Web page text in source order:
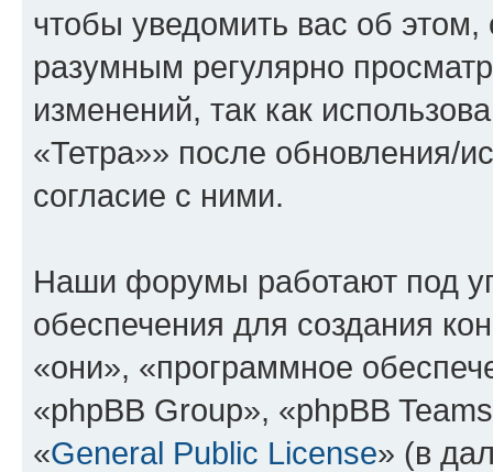
чтобы уведомить вас об
разумным регулярно
изменений, так как
«Тетра»» после обновления/
согласие с ними.
Наши форумы работают под
обеспечения для создания
«они», «программное
«phpBB Group», «phpBB
«General Public License» (в